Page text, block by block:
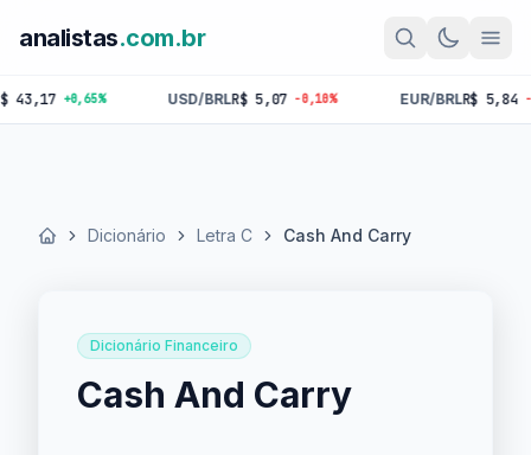
analistas.com.br
+0,65% USD/BRLR$ 5,07 -0,10% EUR/BRLR$ 5,84 -0,18%
Início Dicionário Letra C Cash And Carry
Dicionário Financeiro
Cash And Carry